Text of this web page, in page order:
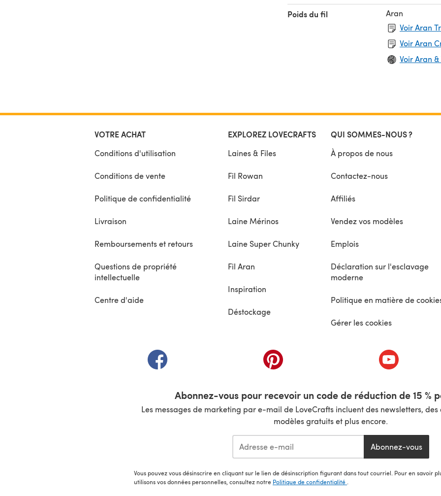
Poids du fil
Aran
Voir Aran
Voir Aran
Voir Aran
VOTRE ACHAT
Conditions d'utilisation
Conditions de vente
Politique de confidentialité
Livraison
Remboursements et retours
Questions de propriété
intellectuelle
Centre d'aide
EXPLOREZ LOVECRAFTS
Laines & Files
Fil Rowan
Fil Sirdar
Laine Mérinos
Laine Super Chunky
Fil Aran
Inspiration
Déstockage
QUI SOMMES-NOUS ?
À propos de nous
Contactez-nous
Affiliés
Vendez vos modèles
Emplois
Déclaration sur l'esclavage
moderne
Politique en matière de
Gérer les cookies
(s'ouvre dans un nouvel onglet) (s'ouvre dans un nouvel onglet) (s'ouvre dans
Abonnez-vous pour recevoir un code de réduction de 15 %
Les messages de marketing par e-mail de LoveCrafts incluent des newsletters,
modèles gratuits et plus encore.
Abonnez-vous
Vous pouvez vous désinscrire en cliquant sur le lien de désinscription figurant dans tout courriel. Pour en savoir
utilisons vos données personnelles, consultez notre Politique de confidentialité